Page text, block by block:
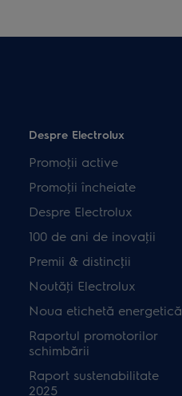
Despre Electrolux
Promoţii active
Promoţii încheiate
Despre Electrolux
100 de ani de inovaţii
Premii & distincţii
Noutăţi Electrolux
Noua etichetă energetică
Raportul promotorilor
schimbării
Raport sustenabilitate
2025